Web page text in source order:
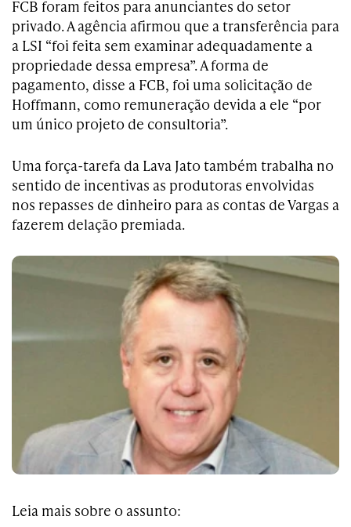
FCB foram feitos para anunciantes do setor
privado. A agência afirmou que a transferência para
a LSI “foi feita sem examinar adequadamente a
propriedade dessa empresa”. A forma de
pagamento, disse a FCB, foi uma solicitação de
Hoffmann, como remuneração devida a ele “por
um único projeto de consultoria”.
Uma força-tarefa da Lava Jato também trabalha no
sentido de incentivas as produtoras envolvidas
nos repasses de dinheiro para as contas de Vargas a
fazerem delação premiada.
Leia mais sobre o assunto: